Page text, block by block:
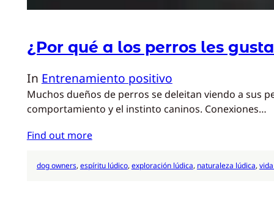
¿Por qué a los perros les
In Entrenamiento positivo
Muchos dueños de perros se deleitan viendo a sus
comportamiento y el instinto caninos. Conexiones…
Find out more
dog owners, espíritu lúdico, exploración lúdica, naturaleza lúdica,